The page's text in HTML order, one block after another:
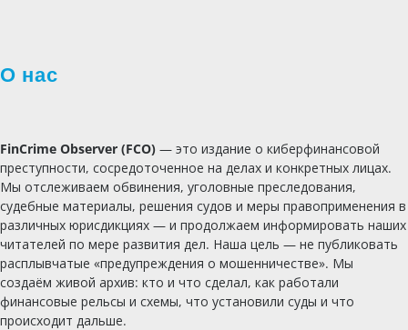
О нас
FinCrime Observer (FCO) — это издание о киберфинансовой
преступности, сосредоточенное на делах и конкретных лицах.
Мы отслеживаем обвинения, уголовные преследования,
судебные материалы, решения судов и меры правоприменения в
различных юрисдикциях — и продолжаем информировать наших
читателей по мере развития дел. Наша цель — не публиковать
расплывчатые «предупреждения о мошенничестве». Мы
создаём живой архив: кто и что сделал, как работали
финансовые рельсы и схемы, что установили суды и что
происходит дальше.